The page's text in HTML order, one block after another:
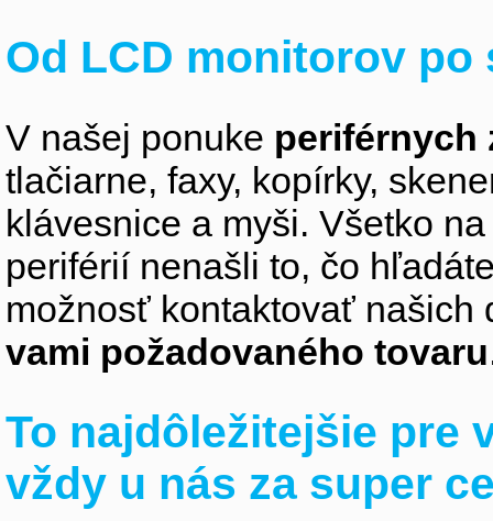
Od LCD monitorov
V našej ponuke periférnych
tlačiarne, faxy, kopírky,
klávesnice a myši. Všetko
periférií nenašli to, čo
možnosť kontaktovať
vami požadovaného tovaru
To najdôležitejšie pre
vždy u nás za super